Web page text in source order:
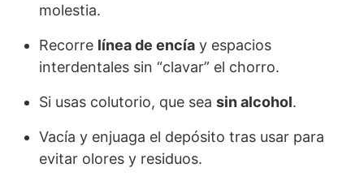
molestia.
Recorre línea de encía y espacios
interdentales sin “clavar” el chorro.
Si usas colutorio, que sea sin alcohol.
Vacía y enjuaga el depósito tras usar para
evitar olores y residuos.